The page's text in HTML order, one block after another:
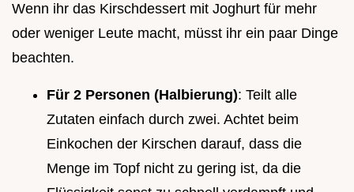
Wenn ihr das Kirschdessert mit Joghurt für mehr
oder weniger Leute macht, müsst ihr ein paar Dinge
beachten.
Für 2 Personen (Halbierung): Teilt alle
Zutaten einfach durch zwei. Achtet beim
Einkochen der Kirschen darauf, dass die
Menge im Topf nicht zu gering ist, da die